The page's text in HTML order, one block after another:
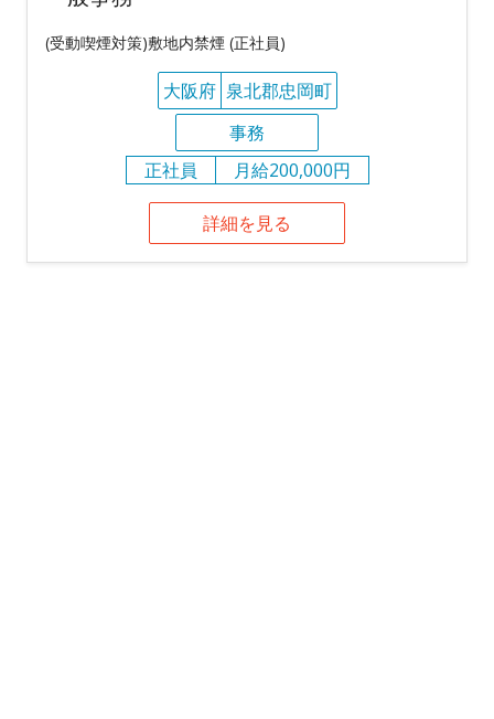
(受動喫煙対策)敷地内禁煙 (正社員)
大阪府 泉北郡忠岡町
事務
正社員
月給200,000円
詳細を見る